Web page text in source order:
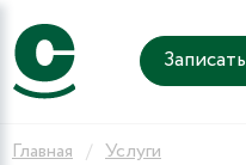
Главная Услуги